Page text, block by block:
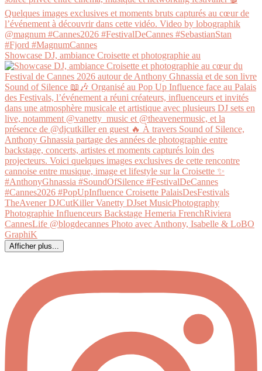
Showcase DJ, ambiance Croisette et photographie au
Afficher plus...